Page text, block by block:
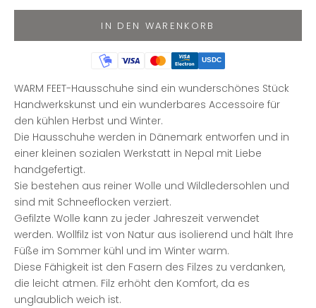
IN DEN WARENKORB
USDC
WARM FEET-Hausschuhe sind ein wunderschönes Stück
Handwerkskunst und ein wunderbares Accessoire für
den kühlen Herbst und Winter.
Die Hausschuhe werden in Dänemark entworfen und in
einer kleinen sozialen Werkstatt in Nepal mit Liebe
handgefertigt.
Sie bestehen aus reiner Wolle und Wildledersohlen und
sind mit Schneeflocken verziert.
Gefilzte Wolle kann zu jeder Jahreszeit verwendet
werden. Wollfilz ist von Natur aus isolierend und hält Ihre
Füße im Sommer kühl und im Winter warm.
Diese Fähigkeit ist den Fasern des Filzes zu verdanken,
die leicht atmen. Filz erhöht den Komfort, da es
unglaublich weich ist.